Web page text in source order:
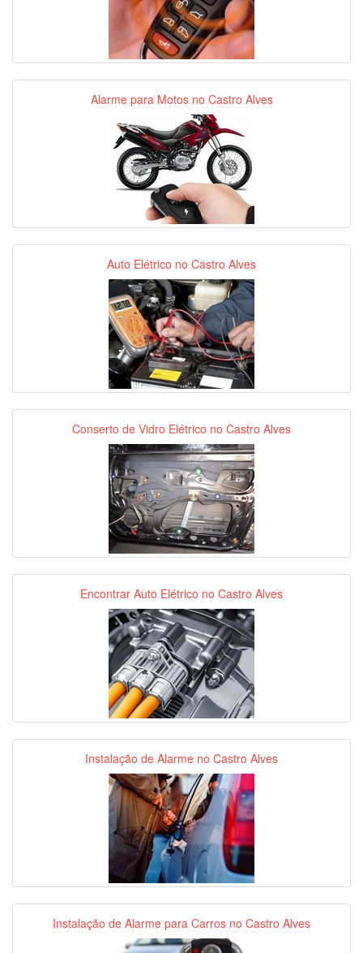
Alarme para Motos no Castro Alves
Auto Elétrico no Castro Alves
Conserto de Vidro Elétrico no Castro Alves
Encontrar Auto Elétrico no Castro Alves
Instalação de Alarme no Castro Alves
Instalação de Alarme para Carros no Castro Alves